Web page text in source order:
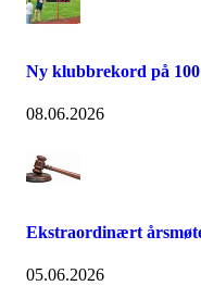
Ny klubbrekord på
08.06.2026
Ekstraordinært
05.06.2026